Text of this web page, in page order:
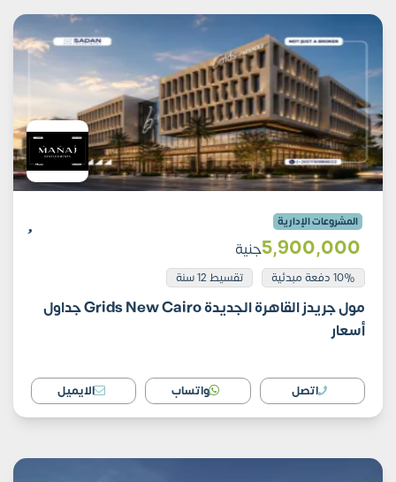
المشروعات الإدارية
5٬900٬000جنية
10% دفعة مبدئية تقسيط 12 سنة
مول جريدز القاهرة الجديدة Grids New Cairo جداول
أسعار
اتصل واتساب الايميل